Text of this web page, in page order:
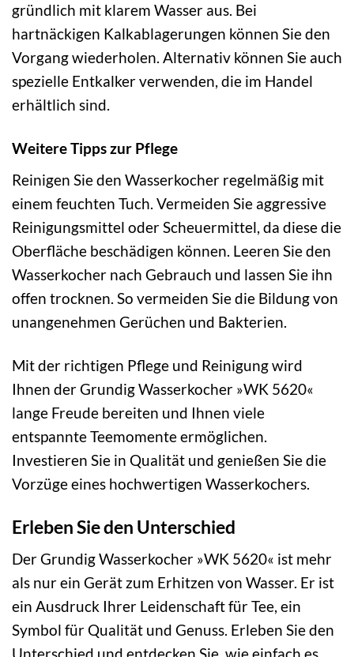
gründlich mit klarem Wasser aus. Bei
hartnäckigen Kalkablagerungen können Sie den
Vorgang wiederholen. Alternativ können Sie auch
spezielle Entkalker verwenden, die im Handel
erhältlich sind.
Weitere Tipps zur Pflege
Reinigen Sie den Wasserkocher regelmäßig mit
einem feuchten Tuch. Vermeiden Sie aggressive
Reinigungsmittel oder Scheuermittel, da diese die
Oberfläche beschädigen können. Leeren Sie den
Wasserkocher nach Gebrauch und lassen Sie ihn
offen trocknen. So vermeiden Sie die Bildung von
unangenehmen Gerüchen und Bakterien.
Mit der richtigen Pflege und Reinigung wird
Ihnen der Grundig Wasserkocher »WK 5620«
lange Freude bereiten und Ihnen viele
entspannte Teemomente ermöglichen.
Investieren Sie in Qualität und genießen Sie die
Vorzüge eines hochwertigen Wasserkochers.
Erleben Sie den Unterschied
Der Grundig Wasserkocher »WK 5620« ist mehr
als nur ein Gerät zum Erhitzen von Wasser. Er ist
ein Ausdruck Ihrer Leidenschaft für Tee, ein
Symbol für Qualität und Genuss. Erleben Sie den